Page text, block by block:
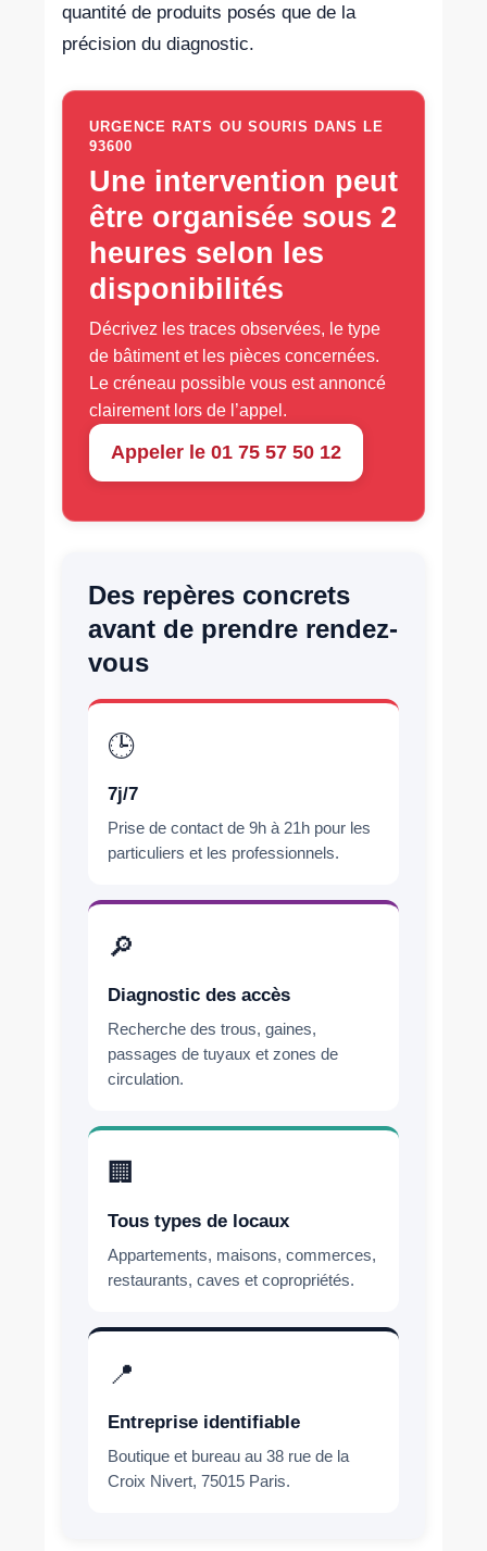
quantité de produits posés que de la
précision du diagnostic.
URGENCE RATS OU SOURIS DANS LE
93600
Une intervention peut
être organisée sous 2
heures selon les
disponibilités
Décrivez les traces observées, le type
de bâtiment et les pièces concernées.
Le créneau possible vous est annoncé
clairement lors de l’appel.
Appeler le 01 75 57 50 12
Des repères concrets
avant de prendre rendez-
vous
🕒
7j/7
Prise de contact de 9h à 21h pour les
particuliers et les professionnels.
🔎
Diagnostic des accès
Recherche des trous, gaines,
passages de tuyaux et zones de
circulation.
🏢
Tous types de locaux
Appartements, maisons, commerces,
restaurants, caves et copropriétés.
📍
Entreprise identifiable
Boutique et bureau au 38 rue de la
Croix Nivert, 75015 Paris.